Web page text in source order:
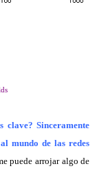
clave? Sinceramente
mundo de las redes
puede arrojar algo de